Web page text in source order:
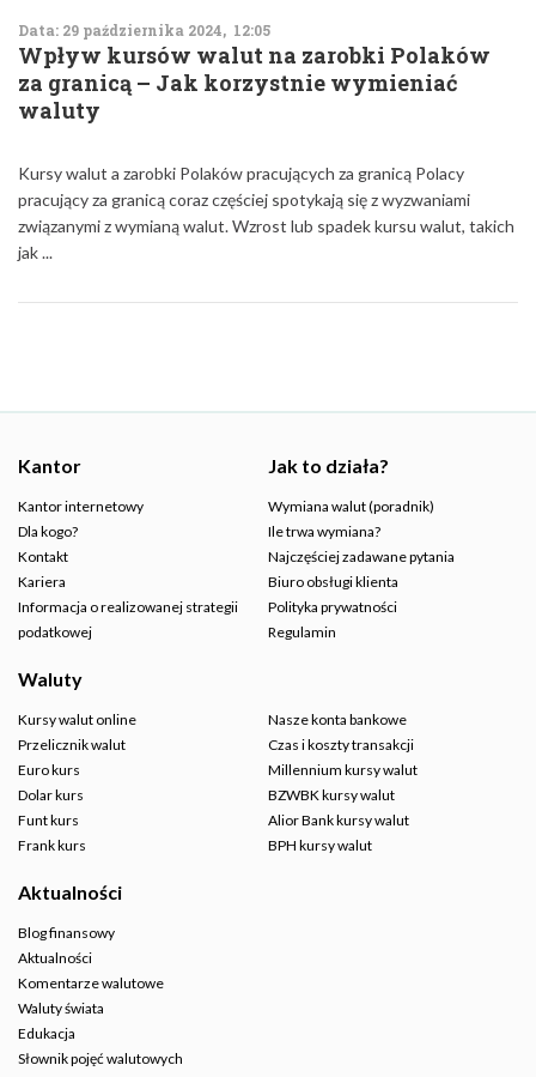
Data: 29 października 2024, 12:05
Wpływ kursów walut na zarobki Polaków
za granicą – Jak korzystnie wymieniać
waluty
Kursy walut a zarobki Polaków pracujących za granicą Polacy
pracujący za granicą coraz częściej spotykają się z wyzwaniami
związanymi z wymianą walut. Wzrost lub spadek kursu walut, takich
jak ...
Kantor
Kantor internetowy
Dla kogo?
Kontakt
Kariera
Informacja o realizowanej strategii
podatkowej
Jak to działa?
Wymiana walut (poradnik)
Ile trwa wymiana?
Najczęściej zadawane pytania
Biuro obsługi klienta
Polityka prywatności
Regulamin
Waluty
Kursy walut online
Przelicznik walut
Euro kurs
Dolar kurs
Funt kurs
Frank kurs
Nasze konta bankowe
Czas i koszty transakcji
Millennium kursy walut
BZWBK kursy walut
Alior Bank kursy walut
BPH kursy walut
Aktualności
Blog finansowy
Aktualności
Komentarze walutowe
Waluty świata
Edukacja
Słownik pojęć walutowych